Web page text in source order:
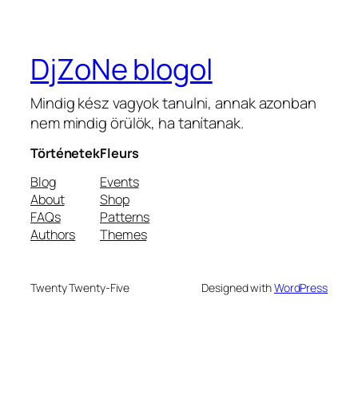
DjZoNe blogol
Mindig kész vagyok tanulni, annak azonban
nem mindig örülök, ha tanítanak.
Történetek
Blog
About
FAQs
Authors
Fleurs
Events
Shop
Patterns
Themes
Twenty Twenty-Five Designed withWordPress